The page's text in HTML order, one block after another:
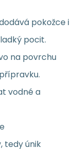
pokožce i
pocit.
na povrchu
vodné a
tedy únik